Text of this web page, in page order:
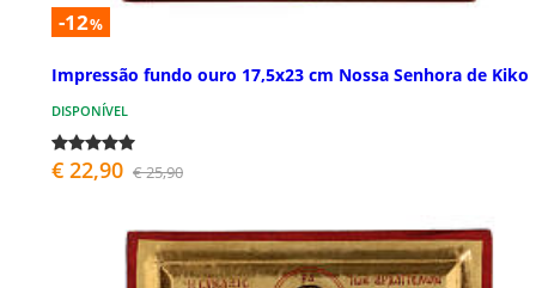
-12%
Impressão fundo ouro 17,5x23 cm Nossa Senhora de Kiko
DISPONÍVEL
€ 22,90 € 25,90